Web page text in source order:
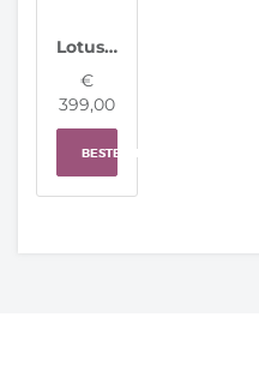
Lotus horloge 20002/6 Connected Full D
€
399,00
BESTELLEN